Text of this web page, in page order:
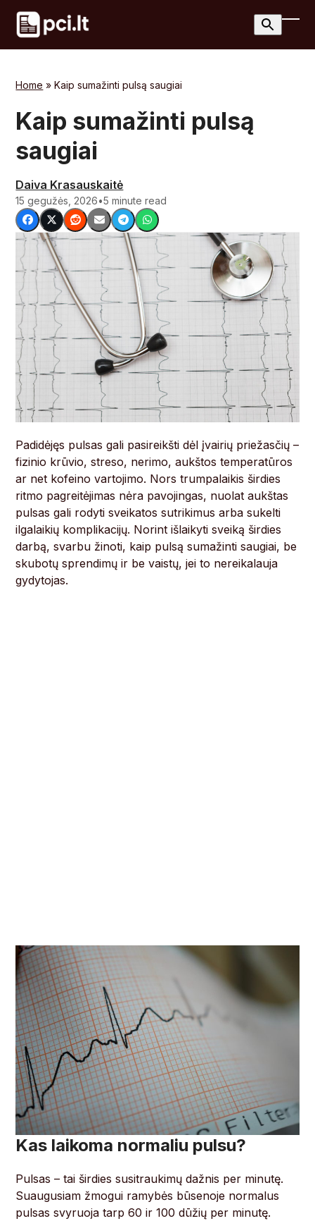
Skip
content
Home »Kaip sumažinti pulsą saugiai
Kaip sumažinti pulsą
saugiai
Daiva Krasauskaitė
15 gegužės, 2026•5 minute read
Padidėjęs pulsas gali pasireikšti dėl įvairių priežasčių –
fizinio krūvio, streso, nerimo, aukštos temperatūros
ar net kofeino vartojimo. Nors trumpalaikis širdies
ritmo pagreitėjimas nėra pavojingas, nuolat aukštas
pulsas gali rodyti sveikatos sutrikimus arba sukelti
ilgalaikių komplikacijų. Norint išlaikyti sveiką širdies
darbą, svarbu žinoti, kaip pulsą sumažinti saugiai, be
skubotų sprendimų ir be vaistų, jei to nereikalauja
gydytojas.
Kas laikoma normaliu pulsu?
Pulsas – tai širdies susitraukimų dažnis per minutę.
Suaugusiam žmogui ramybės būsenoje normalus
pulsas svyruoja tarp 60 ir 100 dūžių per minutę.